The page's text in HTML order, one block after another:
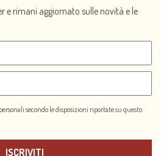
e rimani aggiornato sulle novità e le
secondo le disposizioni riportate su questo